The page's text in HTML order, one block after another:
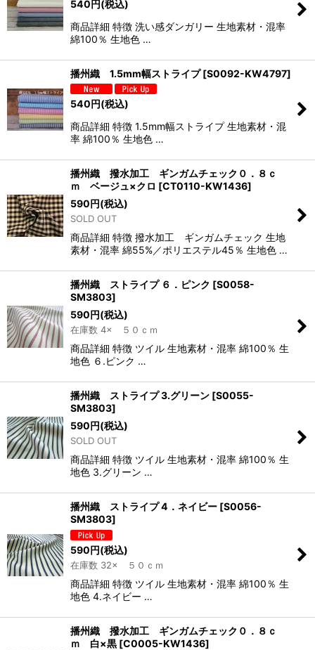
540 円(税込)
商品詳細 特徴 洗い感ダンガリー 生地素材・混率
綿100％ 生地色 …
播州織 1.5mm幅ストライプ [S0092-KW4797]
540円(税込)
商品詳細 特徴 1.5mm幅ストライプ 生地素材・混
率 綿100％ 生地色 …
播州織 撥水加工 ギンガムチェック０．８ｃ
ｍ ベージュ×クロ [CT0110-KW1436]
590円(税込)
SOLD OUT
商品詳細 特徴 撥水加工 ギンガムチェック 生地
素材・混率 綿55%／ポリエステル45％ 生地色 …
播州織 ストライプ ６．ピンク [S0058-
SM3803]
590円(税込)
在庫数 4× ５０ｃｍ
商品詳細 特徴 ツイル 生地素材・混率 綿100％ 生
地色 ６.ピンク …
播州織 ストライプ 3.グリーン [S0055-
SM3803]
590円(税込)
SOLD OUT
商品詳細 特徴 ツイル 生地素材・混率 綿100％ 生
地色 3.グリーン …
播州織 ストライプ 4．ネイビー [S0056-
SM3803]
590円(税込)
在庫数 32× ５０ｃｍ
商品詳細 特徴 ツイル 生地素材・混率 綿100％ 生
地色 4.ネイビー …
播州織 撥水加工 ギンガムチェック０．８ｃ
ｍ 白×黒 [C0005-KW1436]